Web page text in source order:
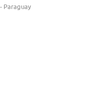
Paraguay